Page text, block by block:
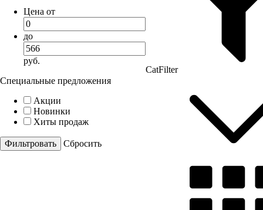
Цена от
до
руб.
Специальные предложения
Акции
Новинки
Хиты продаж
Cбросить
CatFilter